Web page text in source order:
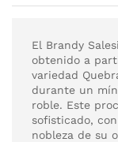
El Brandy
obtenido a
variedad
durante un
roble. Este
sofisticado,
nobleza de su